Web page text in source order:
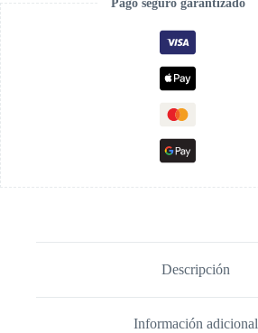
Pago seguro garantizado
Descripción
Información adicional